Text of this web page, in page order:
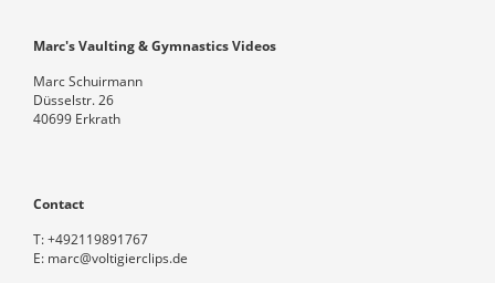
Marc's Vaulting & Gymnastics Videos
Marc Schuirmann
Düsselstr. 26
40699 Erkrath
Contact
T:+492119891767
E: marc@voltigierclips.de